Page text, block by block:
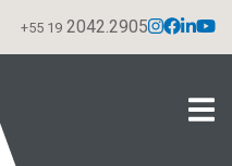
+55 19 2042.2905